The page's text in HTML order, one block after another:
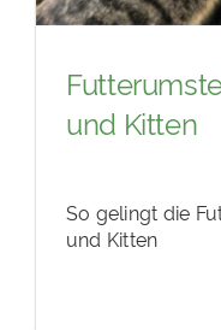
und Kitten
So gelingt die
und Kitten